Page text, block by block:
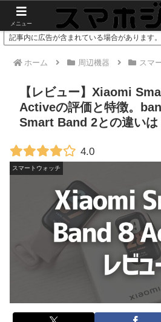
スマホやガジェットのレビ
記事内に広告が含まれている場合があります。
ホーム 周辺機器 スマ
【レビュー】Xiaomi
Activeの評価と特徴。
Smart Band 2との違いは
4.0
スマートウォッチ
メニュー